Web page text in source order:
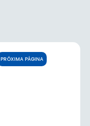
PRÓXIMA PÁGINA